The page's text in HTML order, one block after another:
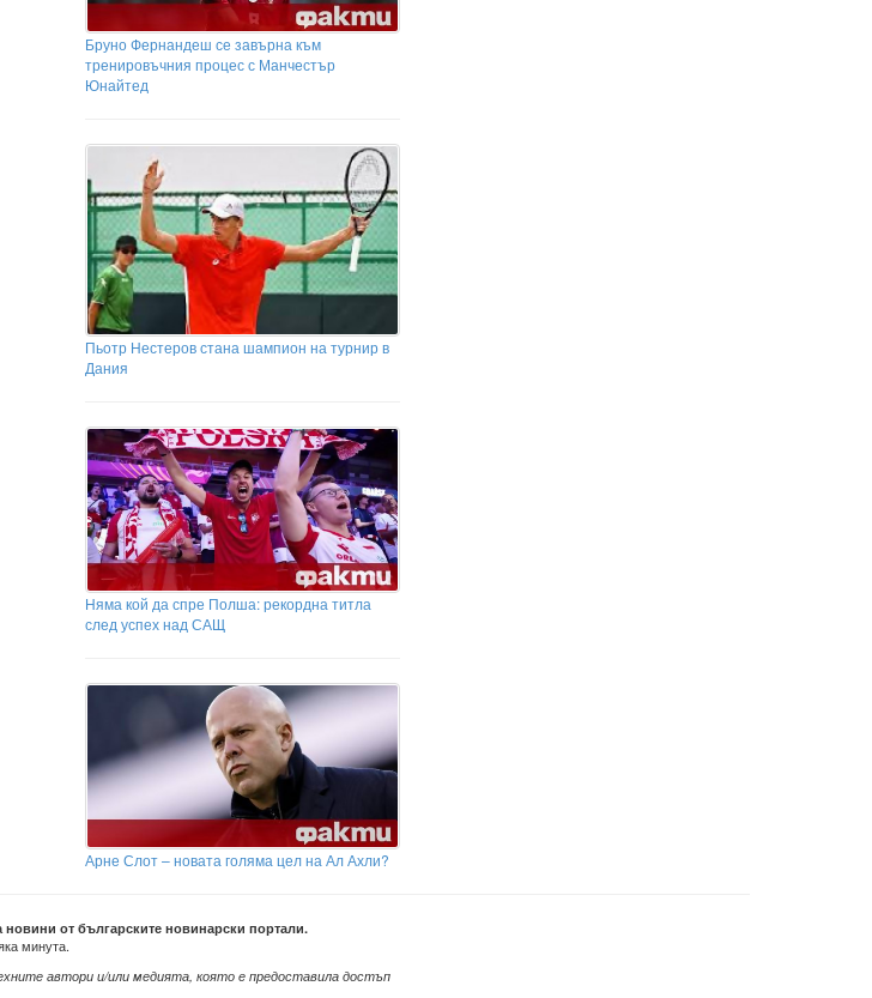
Бруно Фернандеш се завърна към
тренировъчния процес с Манчестър
Юнайтед
Пьотр Нестеров стана шампион на турнир в
Дания
Няма кой да спре Полша: рекордна титла
след успех над САЩ
Арне Слот – новата голяма цел на Ал Ахли?
новини от българските новинарски портали.
минута.
автори и/или медията, която е предоставила достъп